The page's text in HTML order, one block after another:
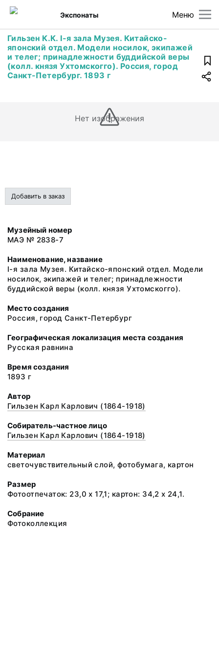
Меню
Экспонаты
Гильзен К.К. I-я зала Музея. Китайско-
японский отдел. Модели носилок, экипажей
и телег; принадлежности буддийской веры
(колл. князя Ухтомскогго). Россия, город
Санкт-Петербург. 1893 г
Нет изображения
Добавить в заказ
Музейный номер
МАЭ № 2838-7
Наименование, название
I-я зала Музея. Китайско-японский отдел. Модели
носилок, экипажей и телег; принадлежности
буддийской веры (колл. князя Ухтомскогго).
Место создания
Россия, город Санкт-Петербург
Географическая локализация места создания
Русская равнина
Время создания
1893 г
Автор
Гильзен Карл Карлович (1864-1918)
Собиратель-частное лицо
Гильзен Карл Карлович (1864-1918)
Материал
светочувствительный слой, фотобумага, картон
Размер
Фотоотпечаток: 23,0 х 17,1; картон: 34,2 х 24,1.
Собрание
Фотоколлекция